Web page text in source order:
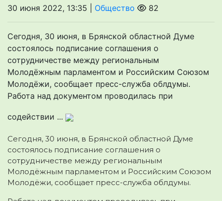
30 июня 2022, 13:35 | Общество 82
Сегодня, 30 июня, в Брянской областной Думе
состоялось подписание соглашения о
сотрудничестве между региональным
Молодёжным парламентом и Российским Союзом
Молодёжи, сообщает пресс-служба облдумы.
Работа над документом проводилась при
содействии ...
Сегодня, 30 июня, в Брянской областной Думе
состоялось подписание соглашения о
сотрудничестве между региональным
Молодёжным парламентом и Российским Союзом
Молодёжи, сообщает пресс-служба облдумы.